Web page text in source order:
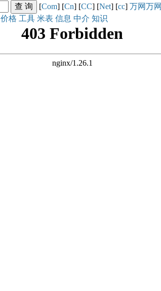
[Com] [Cn] [CC] [Net] [cc] 万网万网
价格 工具 米表 信息 中介 知识